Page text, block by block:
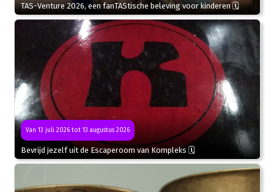
TAS-Venture 2026, een fanTAStische beleving voor kinderen 🗓
Van 13 juli 2026 tot 13 augustus 2026
Bevrijd jezelf uit de Escaperoom van Kompleks 🗓